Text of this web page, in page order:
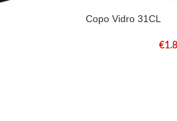
Copo Vidro 31CL
€